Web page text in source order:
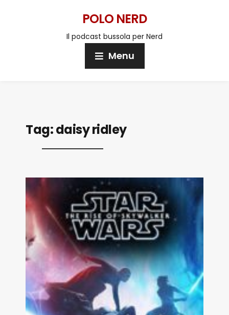
POLO NERD
Il podcast bussola per Nerd
Menu
Tag:daisy ridley